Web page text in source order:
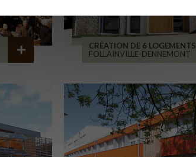
CRÉATION DE 6 LOGEMENTS
FOLLAINVILLE-DENNEMONT